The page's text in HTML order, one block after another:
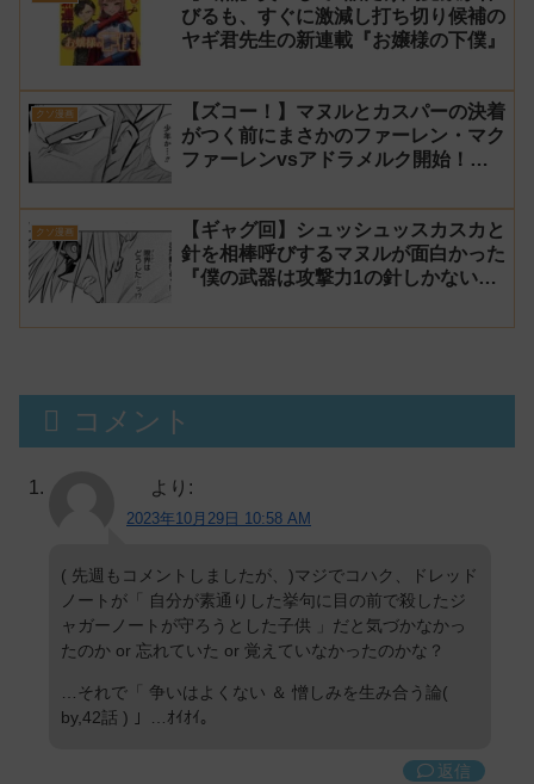
びるも、すぐに激減し打ち切り候補の
ヤギ君先生の新連載『お嬢様の下僕』
クソ漫画
【ズコー！】マヌルとカスパーの決着
がつく前にまさかのファーレン・マク
ファーレンvsアドラメルク開始！？
163話 感想【針太郎】
クソ漫画
【ギャグ回】シュッシュッスカスカと
針を相棒呼びするマヌルが面白かった
『僕の武器は攻撃力1の針しかない』
コメント
より:
2023年10月29日 10:58 AM
( 先週もコメントしましたが、)マジでコハク、ドレッド
ノートが「 自分が素通りした挙句に目の前で殺したジ
ャガーノートが守ろうとした子供 」だと気づかなかっ
たのか or 忘れていた or 覚えていなかったのかな？
…それで「 争いはよくない ＆ 憎しみを生み合う論(
by,42話 ) 」…ｵｲｵｲ。
返信